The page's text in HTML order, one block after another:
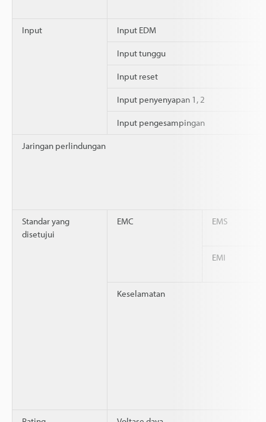
Input Input EDM
Input tunggu
Input reset
Input penyenyapan 1, 2
Input pengesampingan
Jaringan perlindungan
Standar yang
disetujui
EMC EMS
EMI
Keselamatan